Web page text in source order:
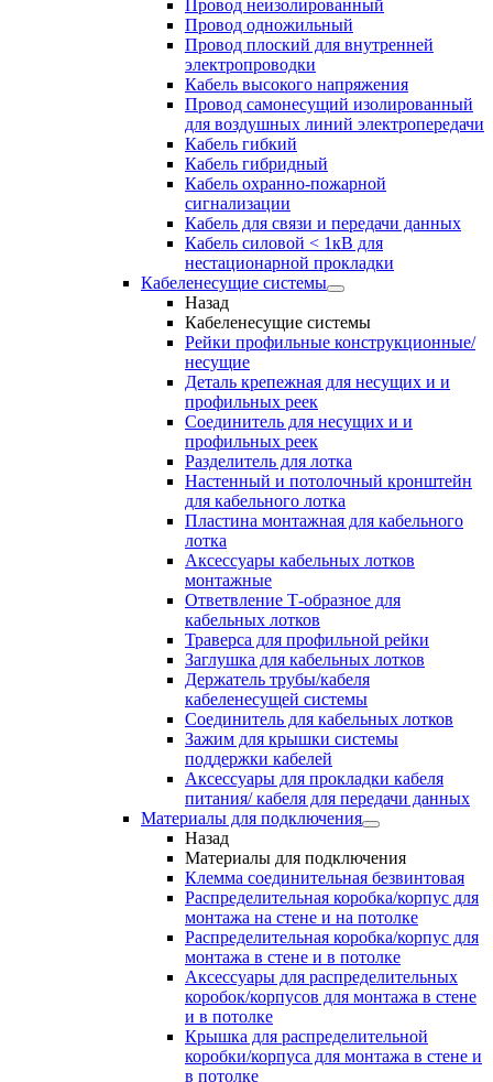
Провод неизолированный
Провод одножильный
Провод плоский для внутренней
электропроводки
Кабель высокого напряжения
Провод самонесущий изолированный
для воздушных линий электропередачи
Кабель гибкий
Кабель гибридный
Кабель охранно-пожарной
сигнализации
Кабель для связи и передачи данных
Кабель силовой < 1кВ для
нестационарной прокладки
Кабеленесущие системы
Назад
Кабеленесущие системы
Рейки профильные конструкционные/
несущие
Деталь крепежная для несущих и и
профильных реек
Соединитель для несущих и и
профильных реек
Разделитель для лотка
Настенный и потолочный кронштейн
для кабельного лотка
Пластина монтажная для кабельного
лотка
Аксессуары кабельных лотков
монтажные
Ответвление Т-образное для
кабельных лотков
Траверса для профильной рейки
Заглушка для кабельных лотков
Держатель трубы/кабеля
кабеленесущей системы
Соединитель для кабельных лотков
Зажим для крышки системы
поддержки кабелей
Аксессуары для прокладки кабеля
питания/ кабеля для передачи данных
Материалы для подключения
Назад
Материалы для подключения
Клемма соединительная безвинтовая
Распределительная коробка/корпус для
монтажа на стене и на потолке
Распределительная коробка/корпус для
монтажа в стене и в потолке
Аксессуары для распределительных
коробок/корпусов для монтажа в стене
и в потолке
Крышка для распределительной
коробки/корпуса для монтажа в стене и
в потолке